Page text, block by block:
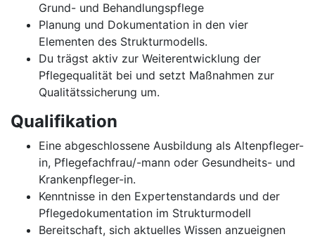
Grund- und Behandlungspflege
Planung und Dokumentation in den vier
Elementen des Strukturmodells.
Du trägst aktiv zur Weiterentwicklung der
Pflegequalität bei und setzt Maßnahmen zur
Qualitätssicherung um.
Qualifikation
Eine abgeschlossene Ausbildung als Altenpfleger-
in, Pflegefachfrau/-mann oder Gesundheits- und
Krankenpfleger-in.
Kenntnisse in den Expertenstandards und der
Pflegedokumentation im Strukturmodell
Bereitschaft, sich aktuelles Wissen anzueignen